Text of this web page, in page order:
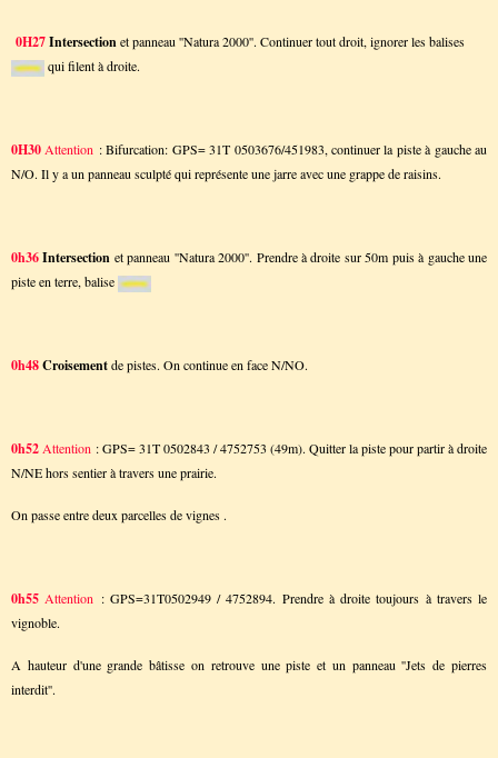
0H27Intersectionet panneau ''Natura 2000''. Continuer tout droit, ignorer les balises
qui filent à droite.
0H30Attention : Bifurcation: GPS= 31T 0503676/451983, continuer la piste à gauche au
N/O. Il y a un panneau sculpté qui représente une jarre avec une grappe de raisins.
0h36Intersection et panneau ''Natura 2000''. Prendre à droite sur 50m puis à gauche une
piste en terre, balise
0h48Croisementde pistes. On continue en face N/NO.
0h52 Attention : GPS= 31T 0502843 / 4752753 (49m). Quitter la piste pour partir à droite
N/NE hors sentier à travers une prairie.
On passe entre deux parcelles de vignes .
0h55Attention : GPS=31T0502949 / 4752894. Prendre à droite toujours à travers le
vignoble.
A hauteur d'une grande bâtisse on retrouve une piste et un panneau ''Jets de pierres
interdit''.